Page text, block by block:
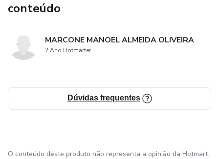
conteúdo
MARCONE MANOEL ALMEIDA OLIVEIRA
2 Ano Hotmarter
Dúvidas frequentes
O conteúdo deste produto não representa a opinião da Hotmart.